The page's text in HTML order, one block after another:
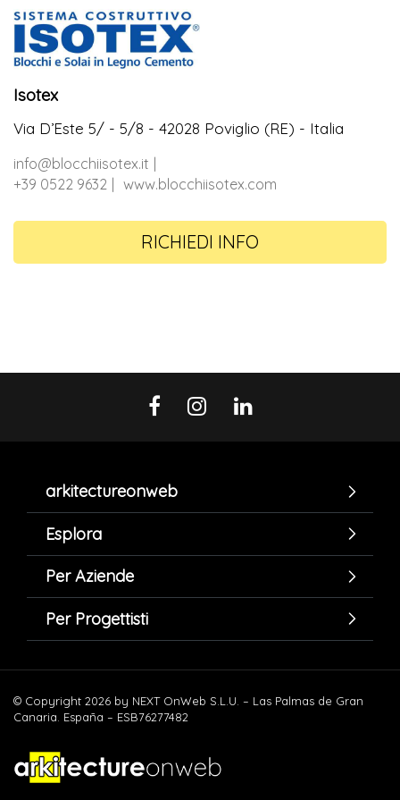
Isotex
Via D’Este 5/ - 5/8 - 42028 Poviglio (RE) - Italia
info@blocchiisotex.it
+39 0522 9632
www.blocchiisotex.com
RICHIEDI INFO
arkitectureonweb
Esplora
Per Aziende
Per Progettisti
© Copyright 2026 by NEXT OnWeb S.L.U. – Las Palmas de Gran
Canaria. España – ESB76277482